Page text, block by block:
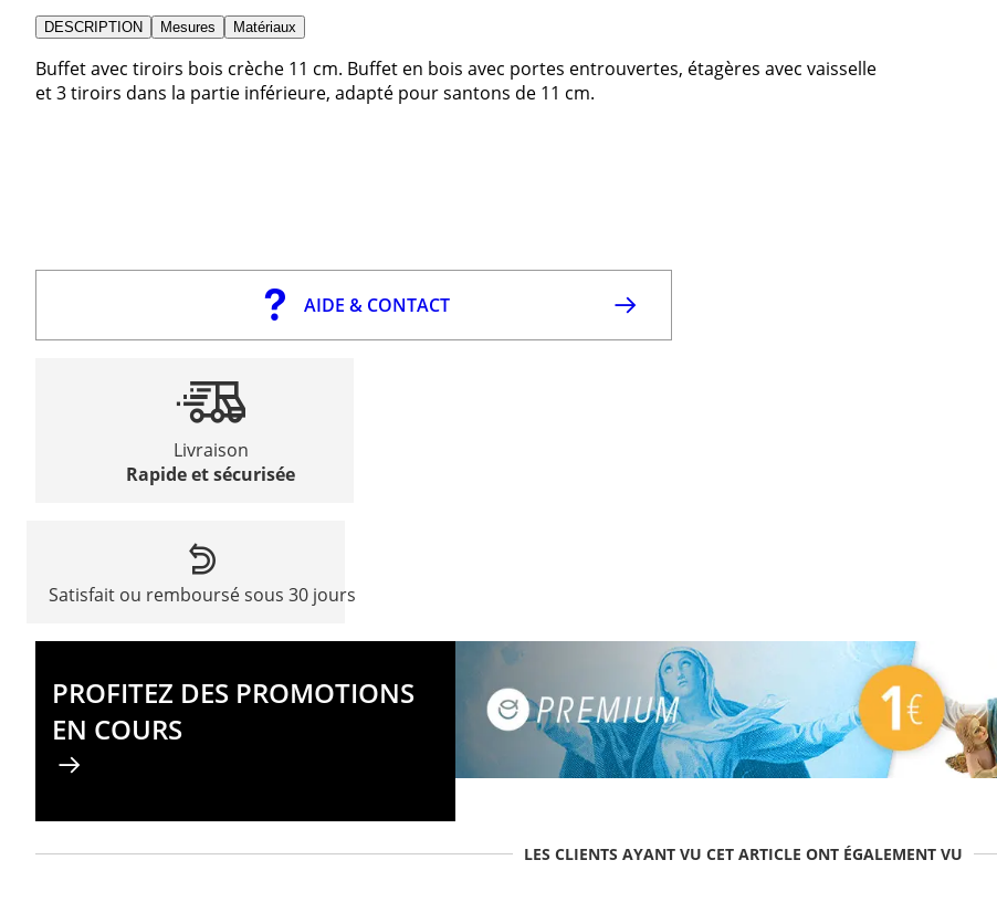
DESCRIPTION Mesures Matériaux
Buffet avec tiroirs bois crèche 11 cm. Buffet en bois avec portes entrouvertes, étagères avec vaisselle
et 3 tiroirs dans la partie inférieure, adapté pour santons de 11 cm.
AIDE & CONTACT
Livraison
Rapide et sécurisée
Satisfait ou remboursé sous 30 jours
PROFITEZ DES PROMOTIONS
EN COURS
LES CLIENTS AYANT VU CET ARTICLE ONT ÉGALEMENT VU